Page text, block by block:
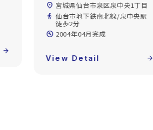
location_on 宮城県仙台市泉区泉中央4丁目
directions_walk 仙台市地下鉄南北線/泉中央駅
徒歩3分
build_circle 2005年05月完成
View Detail arrow_forward